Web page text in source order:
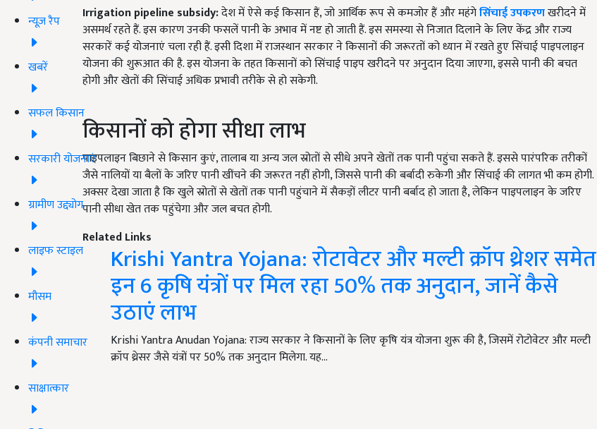
न्यूज़ रैप
खबरें
सफल किसान
सरकारी योजनाएं
ग्रामीण उद्द्योग
लाइफ स्टाइल
मौसम
कंपनी समाचार
साक्षात्कार
Irrigation pipeline subsidy:देश में ऐसे कई किसान हैं, जो आर्थिक रूप से कमजोर हैं और महंगेसिंचाई उपकरणखरीदने में
असमर्थ रहते हैं. इस कारण उनकी फसलें पानी के अभाव में नष्ट हो जाती हैं. इस समस्या से निजात दिलाने के लिए केंद्र और राज्य
सरकारें कई योजनाएं चला रही हैं. इसी दिशा में राजस्थान सरकार ने किसानों की जरूरतों को ध्यान में रखते हुए सिंचाई पाइपलाइन
योजना की शुरूआत की है. इस योजना के तहत किसानों को सिंचाई पाइप खरीदने पर अनुदान दिया जाएगा, इससे पानी की बचत
होगी और खेतों की सिंचाई अधिक प्रभावी तरीके से हो सकेगी.
किसानों को होगा सीधा लाभ
पाइपलाइन बिछाने से किसान कुएं, तालाब या अन्य जल स्रोतों से सीधे अपने खेतों तक पानी पहुंचा सकते हैं. इससे पारंपरिक तरीकों
जैसे नालियों या बैलों के जरिए पानी खींचने की जरूरत नहीं होगी, जिससे पानी की बर्बादी रुकेगी और सिंचाई की लागत भी कम होगी.
अक्सर देखा जाता है कि खुले स्रोतों से खेतों तक पानी पहुंचाने में सैकड़ों लीटर पानी बर्बाद हो जाता है, लेकिन पाइपलाइन के जरिए
पानी सीधा खेत तक पहुंचेगा और जल बचत होगी.
Related Links
Krishi Yantra Yojana: रोटावेटर और मल्टी क्रॉप थ्रेशर समेत
इन 6 कृषि यंत्रों पर मिल रहा 50% तक अनुदान, जानें कैसे
उठाएं लाभ
Krishi Yantra Anudan Yojana: राज्य सरकार ने किसानों के लिए कृषि यंत्र योजना शुरू की है, जिसमें रोटोवेटर और मल्टी
क्रॉप थ्रेसर जैसे यंत्रों पर 50% तक अनुदान मिलेगा. यह…